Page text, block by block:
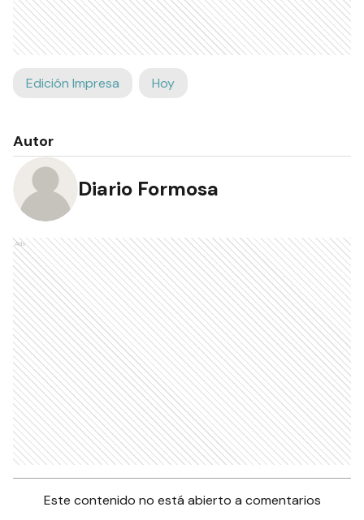
Edición Impresa Hoy
Autor
Diario Formosa
Ads
Este contenido no está abierto a comentarios